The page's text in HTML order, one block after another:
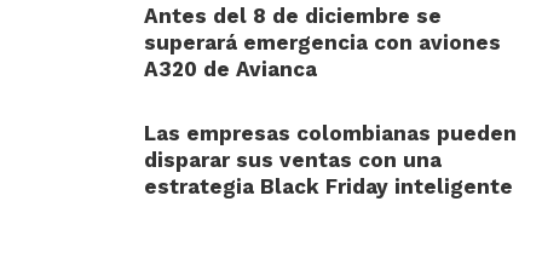
Antes del 8 de diciembre se
superará emergencia con aviones
A320 de Avianca
Las empresas colombianas pueden
disparar sus ventas con una
estrategia Black Friday inteligente